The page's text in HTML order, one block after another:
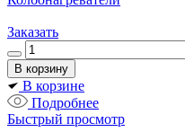
Заказать
В корзине
Подробнее
Быстрый просмотр